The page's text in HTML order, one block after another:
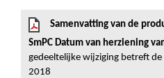
Samenvatting van de
SmPC Datum van herziening
gedeeltelijke wijziging betreft
2018